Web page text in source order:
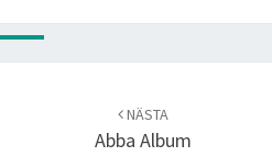
NÄSTA
Abba Album